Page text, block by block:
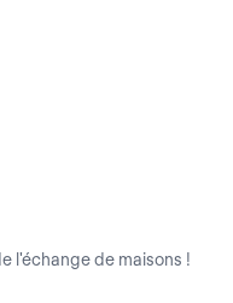
l'échange de maisons !